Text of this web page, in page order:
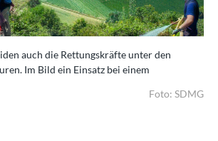
auch die Rettungskräfte unter den
Im Bild ein Einsatz bei einem
Foto: SDMG